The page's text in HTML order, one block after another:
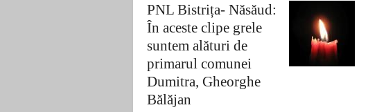
PNL Bistrița- Năsăud:
În aceste clipe grele
suntem alături de
primarul comunei
Dumitra, Gheorghe
Bălăjan